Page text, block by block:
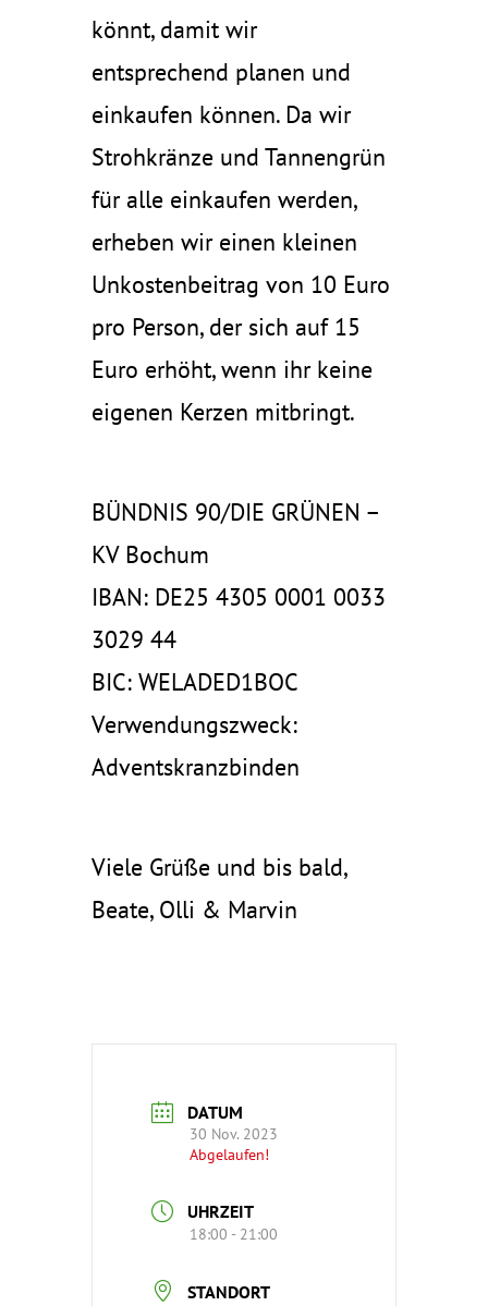
könnt, damit wir
entsprechend planen und
einkaufen können. Da wir
Strohkränze und Tannengrün
für alle einkaufen werden,
erheben wir einen kleinen
Unkostenbeitrag von 10 Euro
pro Person, der sich auf 15
Euro erhöht, wenn ihr keine
eigenen Kerzen mitbringt.
BÜNDNIS 90/DIE GRÜNEN –
KV Bochum
IBAN: DE25 4305 0001 0033
3029 44
BIC: WELADED1BOC
Verwendungszweck:
Adventskranzbinden
Viele Grüße und bis bald,
Beate, Olli & Marvin
DATUM
30 Nov. 2023
Abgelaufen!
UHRZEIT
18:00 - 21:00
STANDORT